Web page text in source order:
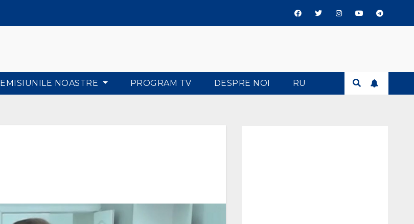
EMISIUNILE NOASTRE PROGRAM TV DESPRE NOI RU